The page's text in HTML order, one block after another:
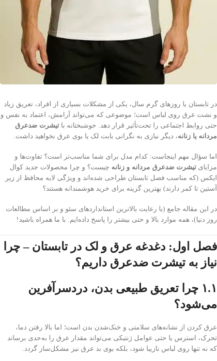
در تابستان یا روزهای گرم سال، یکی از مشکلات بسیاری از افراد، تعریق زیاد
و نشت عرق روی لباس است؛ موضوعی که می‌تواند آرامش، اعتماد به نفس و
حتی روابط اجتماعی را تحت‌تأثیر قرار دهد. خوشبختانه با تیشرت ضدعرق
مردانه یا زنانه، دیگر نیازی به نگرانی بابت لک یا بوی عرق نخواهید داشت.
اما سؤال مهم اینجاست: کدام مدل برای شما مناسب‌تر است؟ تفاوت‌ها و
مزایای تیشرت ضدعرق مردانه و زنانه چیست؟ و چرا محصولات جدید کوال
ایکس (که مناسب فصل تابستان طراحی شده‌اند و ویژگی لایه محافظ از زیر
آستین تا کمر دارند) بهترین گزینه برای خرید هوشمندانه هستند؟
در این مقاله جامع (با رعایت بالاترین استانداردهای سئو و بر اساس مطالعات
روز دنیا)، همه موارد بالا و حتی بیشتر را پاسخ داده‌ایم. با ما همراه باشید!
فصل اول: دغدغه عرق و لک در تابستان – چرا
نیاز به تیشرت ضدعرق داریم؟
۱.۱ چرا تعریق طبیعی بدن، دردسرآفرین
می‌شود؟
عرق کردن از نشانه‌های سلامتی و خنک‌شدن بدن است؛ اما بالا رفتن دما،
تحرک، استرس یا حتی عوامل ژنتیکی می‌تواند مقدار عرق را به‌حدی برساند
که نه تنها روی لباس نازیبا شود، بلکه بوی بد عرق نیز مشکل‌ساز گردد.